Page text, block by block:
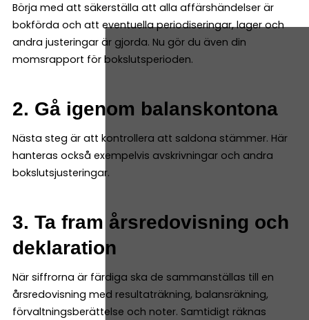
Börja med att säkerställa att alla affärshändelser är
bokförda och att eventuella periodiseringar, lager och
andra justeringar är gjorda. Nu gör du även din
momsrapport för bokslutsperioden.
2. Gå igenom balanskontona
Nästa steg är att kontrollera att saldona stämmer. Här
hanteras också exempelvis avskrivningar och andra
bokslutsjusteringar.
3. Ta fram årsredovisning och
deklaration
När siffrorna är färdiga ska de sammanställas till en
årsredovisning med resultaträkning, balansräkning,
förvaltningsberättelse och noter. Samtidigt räknas